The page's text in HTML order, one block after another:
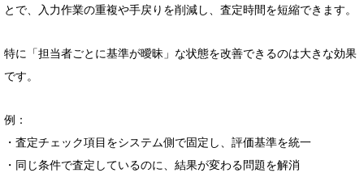
とで、入力作業の重複や手戻りを削減し、査定時間を短縮できます。
特に「担当者ごとに基準が曖昧」な状態を改善できるのは大きな効果
です。
例：
・査定チェック項目をシステム側で固定し、評価基準を統一
・同じ条件で査定しているのに、結果が変わる問題を解消